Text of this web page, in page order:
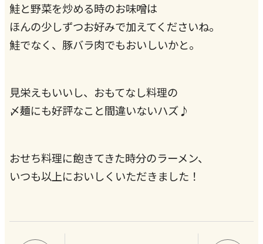
鮭と野菜を炒める時のお味噌は
ほんの少しずつお好みで加えてくださいね。
鮭でなく、豚バラ肉でもおいしいかと。
見栄えもいいし、おもてなし料理の
〆麺にも好評なこと間違いないハズ♪
おせち料理に飽きてきた時分のラーメン、
いつも以上においしくいただきました！